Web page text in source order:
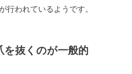
行われているようです。
を抜くのが一般的